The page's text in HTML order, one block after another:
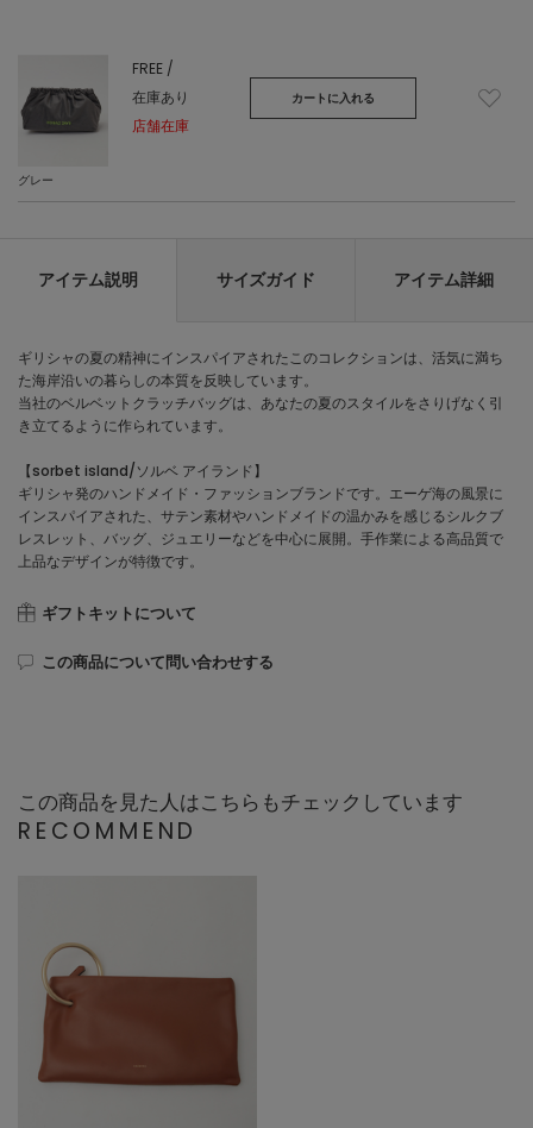
グレー
FREE /
在庫あり
店舗在庫
カートに入れる
アイテム説明 サイズガイド アイテム詳細
ギリシャの夏の精神にインスパイアされたこのコレクションは、活気に満ち
た海岸沿いの暮らしの本質を反映しています。
当社のベルベットクラッチバッグは、あなたの夏のスタイルをさりげなく引
き立てるように作られています。
【sorbet island/ソルベ アイランド】
ギリシャ発のハンドメイド・ファッションブランドです。エーゲ海の風景に
インスパイアされた、サテン素材やハンドメイドの温かみを感じるシルクブ
レスレット、バッグ、ジュエリーなどを中心に展開。手作業による高品質で
上品なデザインが特徴です。
ギフトキットについて
この商品について問い合わせする
この商品を見た人はこちらもチェックしています
RECOMMEND